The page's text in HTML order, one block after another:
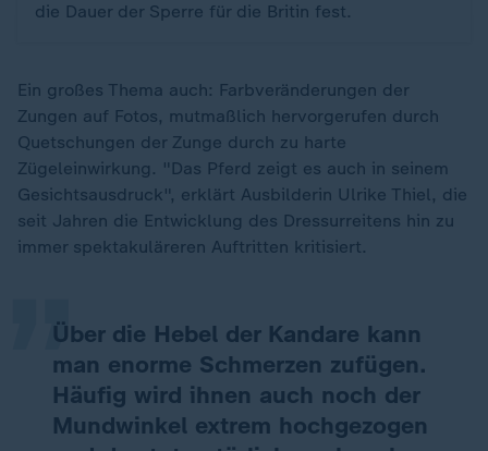
die Dauer der Sperre für die Britin fest.
Ein großes Thema auch: Farbveränderungen der
Zungen auf Fotos, mutmaßlich hervorgerufen durch
Quetschungen der Zunge durch zu harte
Zügeleinwirkung. "Das Pferd zeigt es auch in seinem
Gesichtsausdruck", erklärt Ausbilderin Ulrike Thiel, die
seit Jahren die Entwicklung des Dressurreitens hin zu
immer spektakuläreren Auftritten kritisiert.
Über die Hebel der Kandare kann
man enorme Schmerzen zufügen.
Häufig wird ihnen auch noch der
Mundwinkel extrem hochgezogen
„